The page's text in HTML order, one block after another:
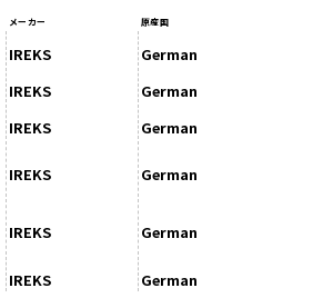
メーカー 原産国
IREKS
German
IREKS
German
IREKS
German
IREKS German
IREKS German
IREKS German